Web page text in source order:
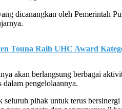
dicanangkan oleh Pemerintah
Touna Raih UHC Award
akan berlangsung berbagai
pengelolaannya.
seluruh pihak untuk terus